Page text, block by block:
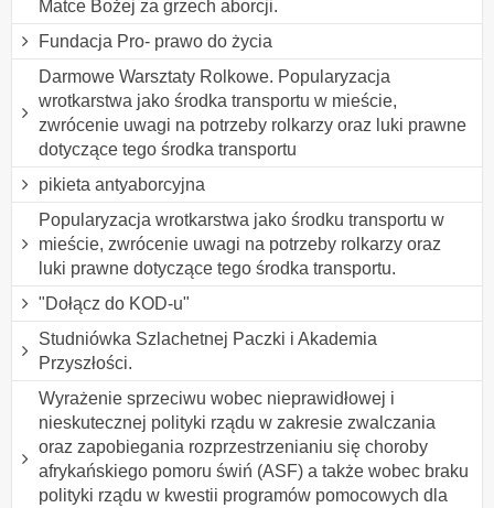
Matce Bożej za grzech aborcji.
Fundacja Pro- prawo do życia
Darmowe Warsztaty Rolkowe. Popularyzacja
wrotkarstwa jako środka transportu w mieście,
zwrócenie uwagi na potrzeby rolkarzy oraz luki prawne
dotyczące tego środka transportu
pikieta antyaborcyjna
Popularyzacja wrotkarstwa jako środku transportu w
mieście, zwrócenie uwagi na potrzeby rolkarzy oraz
luki prawne dotyczące tego środka transportu.
"Dołącz do KOD-u"
Studniówka Szlachetnej Paczki i Akademia
Przyszłości.
Wyrażenie sprzeciwu wobec nieprawidłowej i
nieskutecznej polityki rządu w zakresie zwalczania
oraz zapobiegania rozprzestrzenianiu się choroby
afrykańskiego pomoru świń (ASF) a także wobec braku
polityki rządu w kwestii programów pomocowych dla